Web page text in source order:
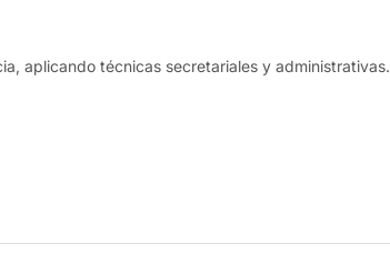
aplicando técnicas secretariales y administrativas.